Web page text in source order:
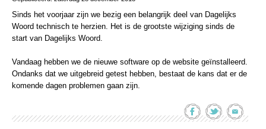
Sinds het voorjaar zijn we bezig een belangrijk deel van Dagelijks
Woord technisch te herzien. Het is de grootste wijziging sinds de
start van Dagelijks Woord.
Vandaag hebben we de nieuwe software op de website geïnstalleerd.
Ondanks dat we uitgebreid getest hebben, bestaat de kans dat er de
komende dagen problemen gaan zijn.